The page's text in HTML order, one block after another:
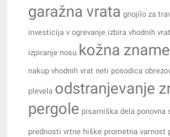
garažna vrata gnojilo za
investicija v ogrevanje izbira vhodnih vrat
izpiranje nosu kožna
nakup vhodnih vrat neti posodica
plevela odstranjevanje
pergole pisarniška dela ponovna
prednosti vrtne hiške prometna varnost